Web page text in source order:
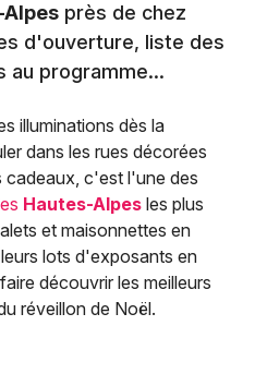
près de chez
d'ouverture, liste des
au programme...
illuminations dès la
dans les rues décorées
cadeaux, c'est l'une des
Hautes-Alpes les plus
et maisonnettes en
lots d'exposants en
découvrir les meilleurs
réveillon de Noël.